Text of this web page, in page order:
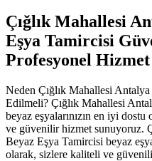
Çığlık Mahallesi
Eşya Tamircisi
Profesyonel Hizmet
Neden Çığlık Mahallesi
Edilmeli? Çığlık Mahallesi
beyaz eşyalarınızın en iyi
ve güvenilir hizmet sunuyoruz.
Beyaz Eşya Tamircisi beyaz
olarak, sizlere kaliteli ve